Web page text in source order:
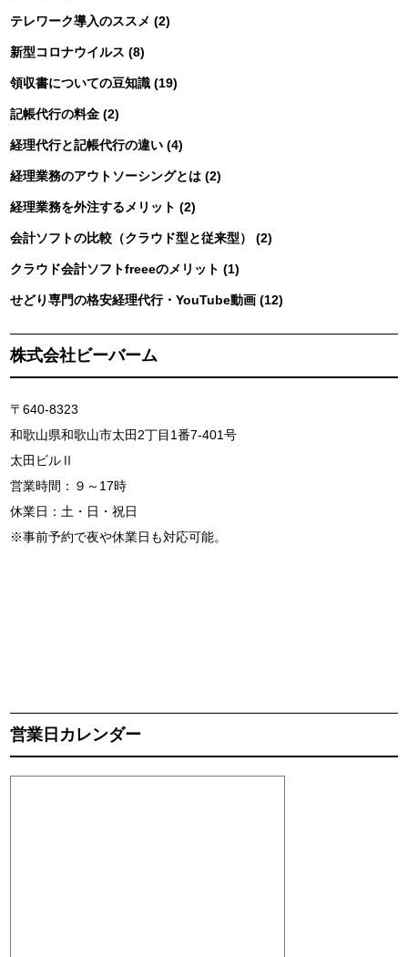
テレワーク導入のススメ (2)
新型コロナウイルス (8)
領収書についての豆知識 (19)
記帳代行の料金 (2)
経理代行と記帳代行の違い (4)
経理業務のアウトソーシングとは (2)
経理業務を外注するメリット (2)
会計ソフトの比較（クラウド型と従来型） (2)
クラウド会計ソフトfreeeのメリット (1)
せどり専門の格安経理代行・YouTube動画 (12)
株式会社ビーバーム
〒640-8323
和歌山県和歌山市太田2丁目1番7-401号
太田ビルⅡ
営業時間：９～17時
休業日：土・日・祝日
※事前予約で夜や休業日も対応可能。
営業日カレンダー